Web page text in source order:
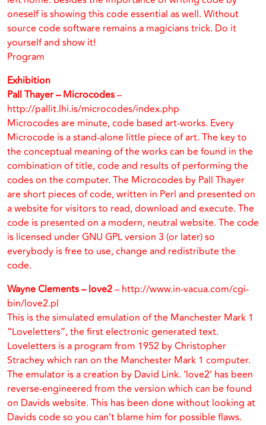
oneself is showing this code essential as well. Without
source code software remains a magicians trick. Do it
yourself and show it!
Program
Exhibition
Pall Thayer – Microcodes–
http://pallit.lhi.is/microcodes/index.php
Microcodes are minute, code based art-works. Every
Microcode is a stand-alone little piece of art. The key to
the conceptual meaning of the works can be found in the
combination of title, code and results of performing the
codes on the computer. The Microcodes by Pall Thayer
are short pieces of code, written in Perl and presented on
a website for visitors to read, download and execute. The
code is presented on a modern, neutral website. The code
is licensed under GNU GPL version 3 (or later) so
everybody is free to use, change and redistribute the
code.
Wayne Clements – love2– http://www.in-vacua.com/cgi-
bin/love2.pl
This is the simulated emulation of the Manchester Mark 1
“Loveletters”, the first electronic generated text.
Loveletters is a program from 1952 by Christopher
Strachey which ran on the Manchester Mark 1 computer.
The emulator is a creation by David Link. ‘love2’ has been
reverse-engineered from the version which can be found
on Davids website. This has been done without looking at
Davids code so you can’t blame him for possible flaws.